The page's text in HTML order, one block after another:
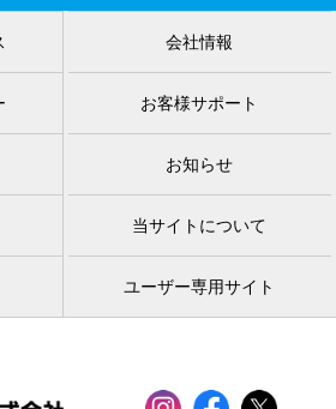
会社情報
お客様サポート
お知らせ
当サイトについて
ユーザー専用サイト